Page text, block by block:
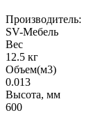
Производитель:
SV-Мебель
Вес
12.5 кг
Объем(м3)
0.013
Высота, мм
600